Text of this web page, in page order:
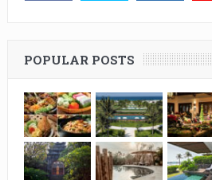
POPULAR POSTS